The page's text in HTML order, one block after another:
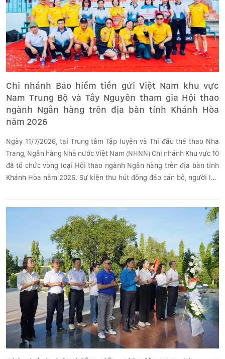
Chi nhánh Bảo hiểm tiền gửi Việt Nam khu vực
Nam Trung Bộ và Tây Nguyên tham gia Hội thao
ngành Ngân hàng trên địa bàn tỉnh Khánh Hòa
năm 2026
Ngày 11/7/2026, tại Trung tâm Tập luyện và Thi đấu thể thao Nha
Trang, Ngân hàng Nhà nước Việt Nam (NHNN) Chi nhánh Khu vực 10
đã tổ chức vòng loại Hội thao ngành Ngân hàng trên địa bàn tỉnh
Khánh Hòa năm 2026. Sự kiện thu hút đông đảo cán bộ, người lao